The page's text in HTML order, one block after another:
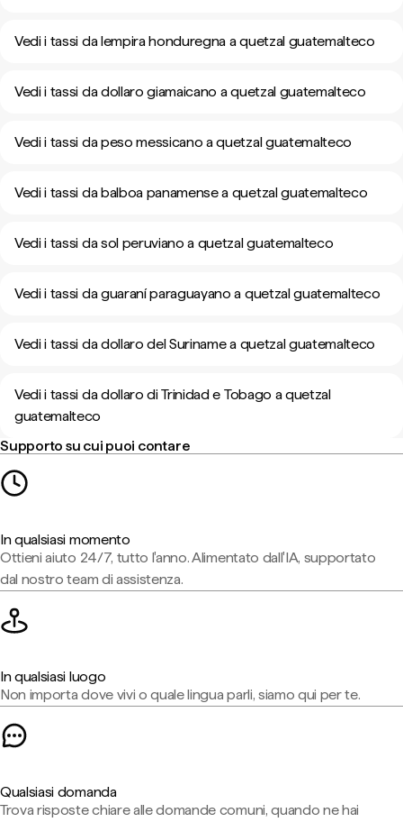
Vedi i tassi da lempira honduregna a quetzal guatemalteco
Vedi i tassi da dollaro giamaicano a quetzal guatemalteco
Vedi i tassi da peso messicano a quetzal guatemalteco
Vedi i tassi da balboa panamense a quetzal guatemalteco
Vedi i tassi da sol peruviano a quetzal guatemalteco
Vedi i tassi da guaraní paraguayano a quetzal guatemalteco
Vedi i tassi da dollaro del Suriname a quetzal guatemalteco
Vedi i tassi da dollaro di Trinidad e Tobago a quetzal
guatemalteco
Supporto su cui puoi contare
In qualsiasi momento
Ottieni aiuto 24/7, tutto l'anno. Alimentato dall'IA, supportato
dal nostro team di assistenza.
In qualsiasi luogo
Non importa dove vivi o quale lingua parli, siamo qui per te.
Qualsiasi domanda
Trova risposte chiare alle domande comuni, quando ne hai